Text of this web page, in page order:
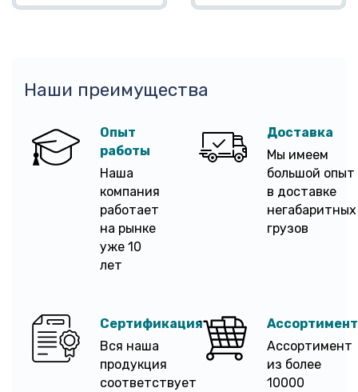
Наши преимущества
Опыт
работы
Наша
компания
работает
на рынке
уже 10
лет
Доставка
Мы имеем
большой опыт
в доставке
негабаритных
грузов
Сертификация
Вся наша
продукция
соответствует
Ассортимент
Ассортимент
из более
10000